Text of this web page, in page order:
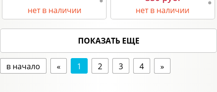
нет в наличии нет в наличии
ПОКАЗАТЬ ЕЩЕ
в начало « 1 2 3 4 »